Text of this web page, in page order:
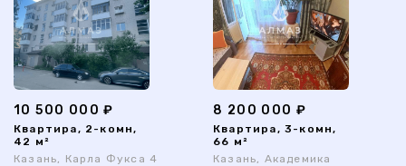
10 500 000 ₽
Квартира, 2-комн,
42 м²
Казань, Карла Фукса 4
8 200 000 ₽
Квартира, 3-комн,
66 м²
Казань, Академика